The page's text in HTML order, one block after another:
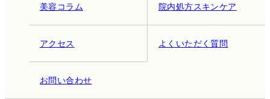
美容コラム 院内処方スキンケア
アクセス よくいただく質問
お問い合わせ